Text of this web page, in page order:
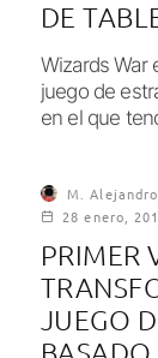
DE
Wizards War
juego de
en el que
M.
28 enero,
PRIMER
JUEGO